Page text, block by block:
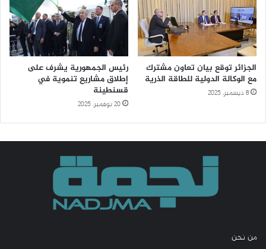
الجزائر توقع بيان تعاون مشترك
مع الوكالة الدولية للطاقة الذرية
8 ديسمبر، 2025
رئيس الجمهورية يشرف على
إطلاق مشاريع تنموية في
قسنطينة
20 نوفمبر، 2025
من نحن